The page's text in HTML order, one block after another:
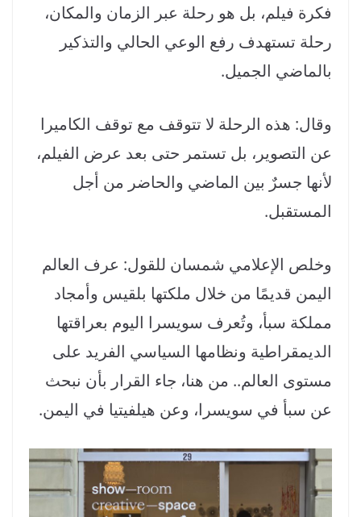
فكرة فيلم، بل هو رحلة عبر الزمان والمكان،
رحلة تستهدف رفع الوعي الحالي والتذكير
بالماضي الجميل.
وقال: هذه الرحلة لا تتوقف مع توقف الكاميرا
عن التصوير، بل تستمر حتى بعد عرض الفيلم،
لأنها جسرٌ بين الماضي والحاضر من أجل
المستقبل.
وخلص الإعلامي شمسان للقول: عرف العالم
اليمن قديمًا من خلال ملكتها بلقيس وأمجاد
مملكة سبأ، وتُعرف سويسرا اليوم بعراقتها
الديمقراطية ونظامها السياسي الفريد على
مستوى العالم.. من هنا، جاء القرار بأن نبحث
عن سبأ في سويسرا، وعن هيلفيتيا في اليمن.